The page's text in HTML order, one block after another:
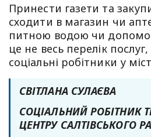
Принести газети та
сходити в магазин чи
питною водою чи
це не весь перелік
соціальні робітники у
СВІТЛАНА СУЛАЄВА
СОЦІАЛЬНИЙ РОБІТНИК
ЦЕНТРУ САЛТІВСЬКОГО